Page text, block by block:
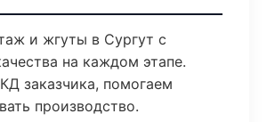
и жгуты в Сургут с
на каждом этапе.
заказчика, помогаем
производство.